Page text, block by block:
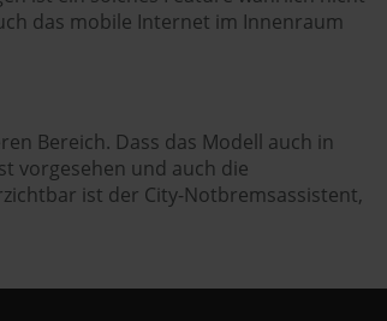
das mobile Internet im Innenraum
Bereich. Dass das Modell auch in
vorgesehen und auch die
ist der City-Notbremsassistent,